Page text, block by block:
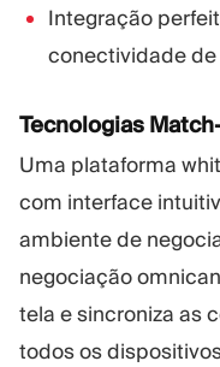
Integração
conectividade de
Tecnologias
Uma plataforma
com interface
ambiente de
negociação
tela e sincroniza as
todos os